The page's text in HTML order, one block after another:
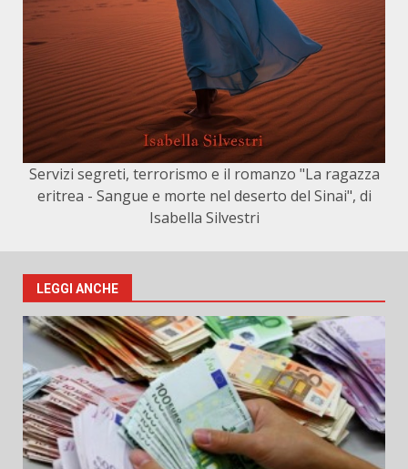
Servizi segreti, terrorismo e il romanzo "La ragazza
eritrea - Sangue e morte nel deserto del Sinai", di
Isabella Silvestri
LEGGI ANCHE